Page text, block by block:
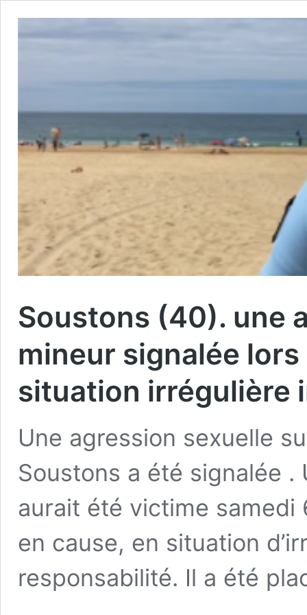
Soustons (40). une
mineur signalée
situation irrégulière
Une agression sexuelle
Soustons a été signalée .
aurait été victime samedi
en cause, en situation
responsabilité. Il a été